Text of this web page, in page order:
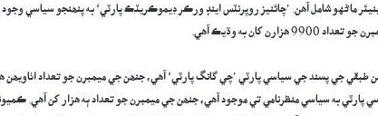
ماڻهو شامل آهن. ’چائنيز روپرنٽس اينڊ ورڪر ڊيموڪريٽڪ پارٽي‘ به پنھنجو سياسي
کان به وڌيڪ آهي.
طبقي جي پسند جي سياسي پارٽي ’چي گانگ پارٽي‘ آهي، جنھن جي ميمبرن جو تعداد اٺاويھن
پارٽي به سياسي منظرنامي تي موجود آهي، جنھن جي ميمبرن جو تعداد ٻه هزار کن آهي.